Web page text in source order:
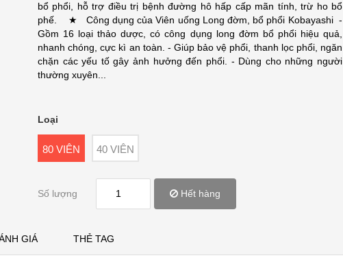
bổ phổi, hỗ trợ điều trị bệnh đường hô hấp cấp mãn tính, trừ ho bổ
phế. ★ Công dụng của Viên uống Long đờm, bổ phổi Kobayashi -
Gồm 16 loại thảo dược, có công dụng long đờm bổ phổi hiệu quả,
nhanh chóng, cực kì an toàn. - Giúp bảo vệ phổi, thanh lọc phổi, ngăn
chặn các yếu tố gây ảnh hưởng đến phổi. - Dùng cho những người
thường xuyên...
Loại
80 VIÊN 40 VIÊN
Số lượng Hết hàng
GIÁ THẺ TAG